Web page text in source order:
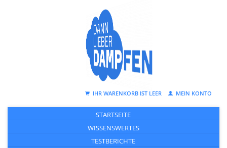
IHR WARENKORB IST LEER MEIN KONTO
STARTSEITE
WISSENSWERTES
TESTBERICHTE